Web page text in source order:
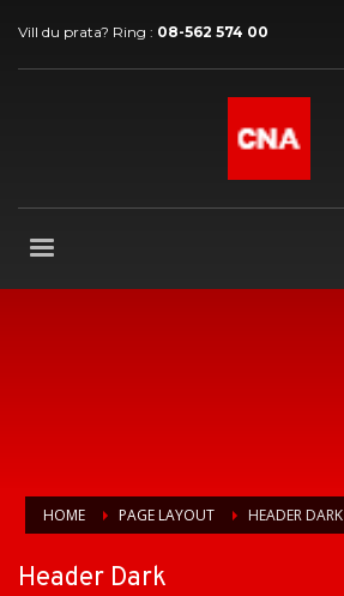
Vill du prata? Ring : 08-562 574 00
HOME PAGE LAYOUT HEADER DARK
Header Dark